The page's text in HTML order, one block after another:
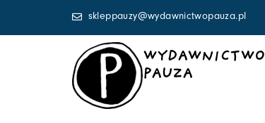
skleppauzy@wydawnictwopauza.pl
WYDAWNICTWO
PAUZA